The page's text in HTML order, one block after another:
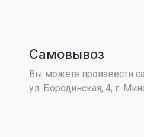
Самовывоз
Вы можете произвести
ул. Бородинская, 4, г.